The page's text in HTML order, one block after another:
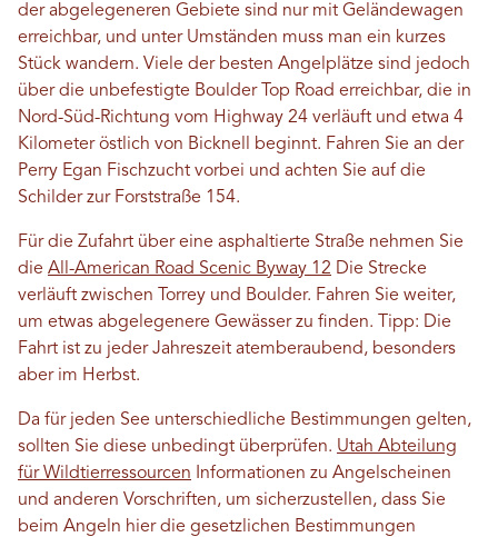
der abgelegeneren Gebiete sind nur mit Geländewagen
erreichbar, und unter Umständen muss man ein kurzes
Stück wandern. Viele der besten Angelplätze sind jedoch
über die unbefestigte Boulder Top Road erreichbar, die in
Nord-Süd-Richtung vom Highway 24 verläuft und etwa 4
Kilometer östlich von Bicknell beginnt. Fahren Sie an der
Perry Egan Fischzucht vorbei und achten Sie auf die
Schilder zur Forststraße 154.
Für die Zufahrt über eine asphaltierte Straße nehmen Sie
die All-American Road Scenic Byway 12 Die Strecke
verläuft zwischen Torrey und Boulder. Fahren Sie weiter,
um etwas abgelegenere Gewässer zu finden. Tipp: Die
Fahrt ist zu jeder Jahreszeit atemberaubend, besonders
aber im Herbst.
Da für jeden See unterschiedliche Bestimmungen gelten,
sollten Sie diese unbedingt überprüfen. Utah Abteilung
für Wildtierressourcen Informationen zu Angelscheinen
und anderen Vorschriften, um sicherzustellen, dass Sie
beim Angeln hier die gesetzlichen Bestimmungen